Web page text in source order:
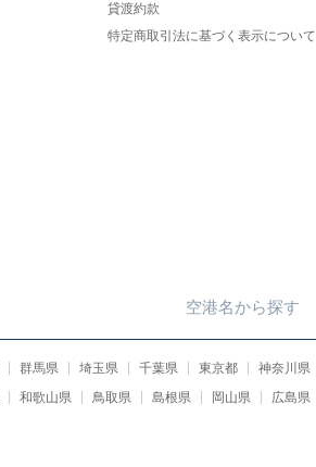
貸渡約款
特定商取引法に基づく表示について
空港名から探す
群馬県 埼玉県 千葉県 東京都 神奈川県
和歌山県 鳥取県 島根県 岡山県 広島県